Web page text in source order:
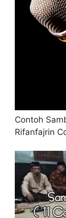
Contoh
Rifanfajrin